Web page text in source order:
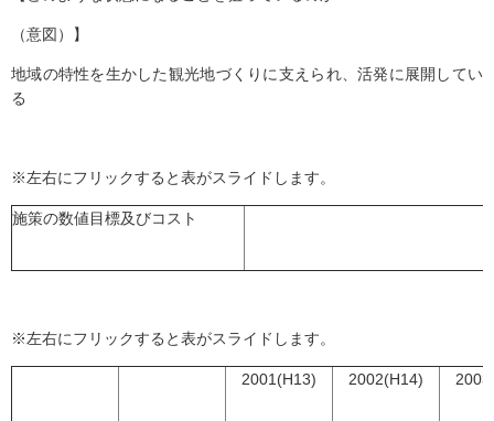
（意図）】
地域の特性を生かした観光地づくりに支えられ、活発に展開してい
る
※左右にフリックすると表がスライドします。
施策の数値目標及びコスト
※左右にフリックすると表がスライドします。
2001(H13) 2002(H14)